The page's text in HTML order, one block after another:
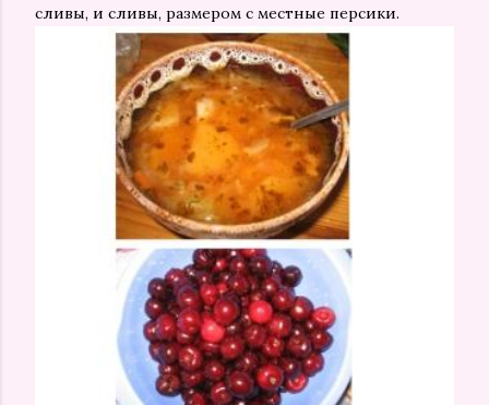
сливы, и сливы, размером с местные персики.